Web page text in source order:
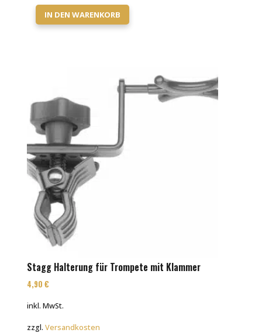
IN DEN WARENKORB
Stagg Halterung für Trompete mit Klammer
4,90€
inkl. MwSt.
zzgl.Versandkosten